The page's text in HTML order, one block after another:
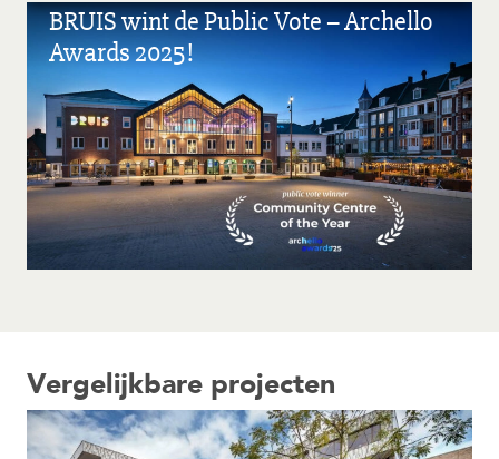
BRUIS wint de Public Vote – Archello
Awards 2025!
Vergelijkbare projecten